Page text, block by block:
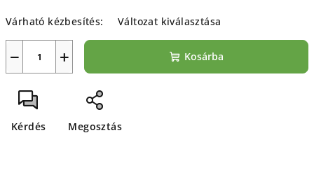
Várható kézbesítés:
Változat kiválasztása
+
− Kosárba
Kérdés Megosztás